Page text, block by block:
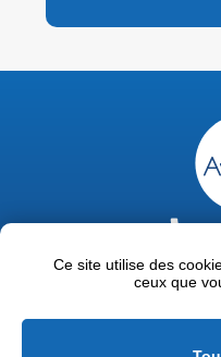
Ce site utilise des
ceux que